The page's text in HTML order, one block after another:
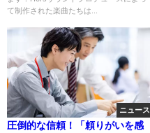
て制作された楽曲たちは...
ニュース
圧倒的な信頼！「頼りがいを感